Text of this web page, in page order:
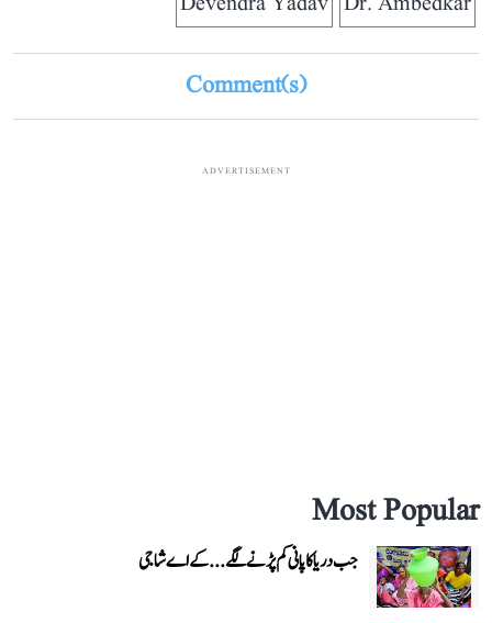
Comment(s)
ADVERTISEMENT
Most Popular
جب دریا کا پانی کم پڑنے لگے...کے اے شاجی